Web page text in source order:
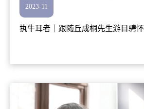
2023-11
执牛耳者｜跟随丘成桐先生游目骋怀